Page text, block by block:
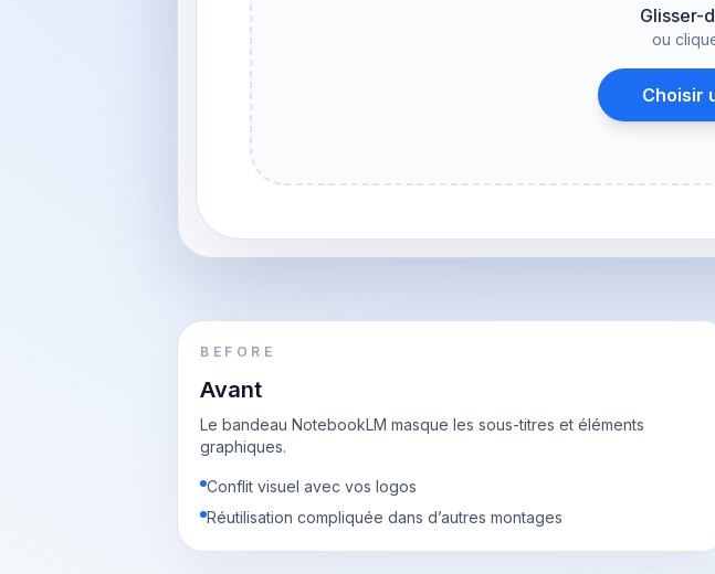
Glisser-
ou
Choisir
BEFORE
Avant
Le bandeau NotebookLM masque les sous-titres et éléments
graphiques.
Conflit visuel avec vos logos
Réutilisation compliquée dans d’autres montages